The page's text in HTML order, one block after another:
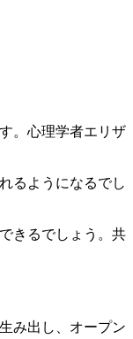
。心理学者エリザ
るようになるでし
きるでしょう。共
み出し、オープン